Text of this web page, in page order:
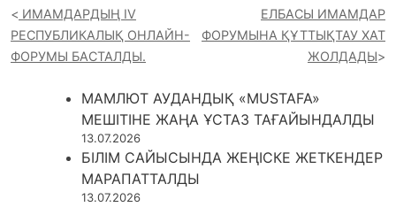
ИМАМДАРДЫҢ ІV
РЕСПУБЛИКАЛЫҚ ОНЛАЙН-
ФОРУМЫ БАСТАЛДЫ.
ЕЛБАСЫ ИМАМДАР
ФОРУМЫНА ҚҰТТЫҚТАУ ХАТ
ЖОЛДАДЫ
МАМЛЮТ АУДАНДЫҚ «MUSTAFA»
МЕШІТІНЕ ЖАҢА ҰСТАЗ ТАҒАЙЫНДАЛДЫ
13.07.2026
БІЛІМ САЙЫСЫНДА ЖЕҢІСКЕ ЖЕТКЕНДЕР
МАРАПАТТАЛДЫ
13.07.2026